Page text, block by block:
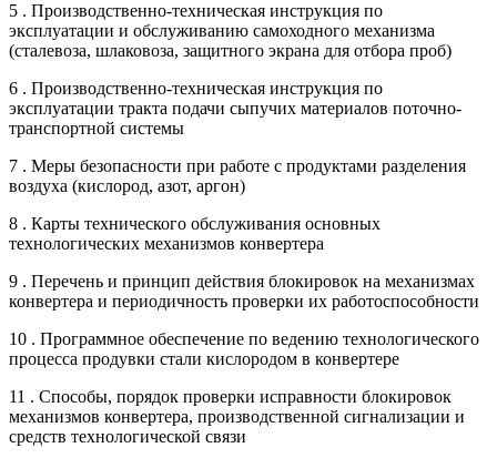
5 . Производственно-техническая инструкция по
эксплуатации и обслуживанию самоходного механизма
(сталевоза, шлаковоза, защитного экрана для отбора проб)
6 . Производственно-техническая инструкция по
эксплуатации тракта подачи сыпучих материалов поточно-
транспортной системы
7 . Меры безопасности при работе с продуктами разделения
воздуха (кислород, азот, аргон)
8 . Карты технического обслуживания основных
технологических механизмов конвертера
9 . Перечень и принцип действия блокировок на механизмах
конвертера и периодичность проверки их работоспособности
10 . Программное обеспечение по ведению технологического
процесса продувки стали кислородом в конвертере
11 . Способы, порядок проверки исправности блокировок
механизмов конвертера, производственной сигнализации и
средств технологической связи